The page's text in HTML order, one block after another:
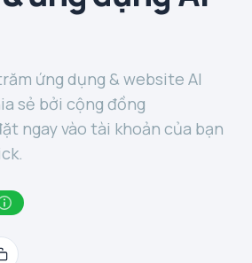
ứng dụng & website AI
sẻ bởi cộng đồng
ngay vào tài khoản của bạn